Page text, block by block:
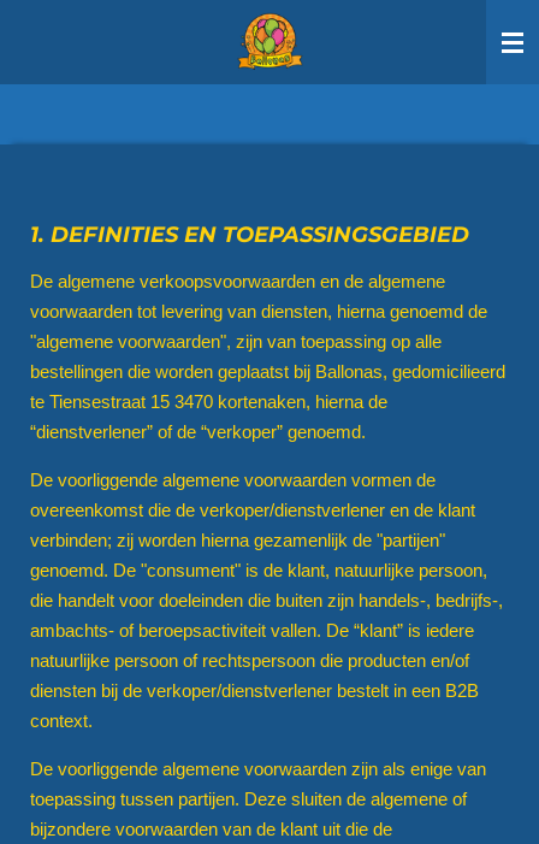
naar
hoofdinhoud
1. DEFINITIES EN TOEPASSINGSGEBIED
De algemene verkoopsvoorwaarden en de algemene
voorwaarden tot levering van diensten, hierna genoemd de
"algemene voorwaarden", zijn van toepassing op alle
bestellingen die worden geplaatst bij Ballonas, gedomicilieerd
te Tiensestraat 15 3470 kortenaken, hierna de
“dienstverlener” of de “verkoper” genoemd.
De voorliggende algemene voorwaarden vormen de
overeenkomst die de verkoper/dienstverlener en de klant
verbinden; zij worden hierna gezamenlijk de "partijen"
genoemd. De "consument" is de klant, natuurlijke persoon,
die handelt voor doeleinden die buiten zijn handels-, bedrijfs-,
ambachts- of beroepsactiviteit vallen. De “klant” is iedere
natuurlijke persoon of rechtspersoon die producten en/of
diensten bij de verkoper/dienstverlener bestelt in een B2B
context.
De voorliggende algemene voorwaarden zijn als enige van
toepassing tussen partijen. Deze sluiten de algemene of
bijzondere voorwaarden van de klant uit die de